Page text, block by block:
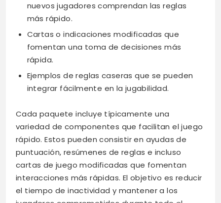
nuevos jugadores comprendan las reglas
más rápido.
Cartas o indicaciones modificadas que
fomentan una toma de decisiones más
rápida.
Ejemplos de reglas caseras que se pueden
integrar fácilmente en la jugabilidad.
Cada paquete incluye típicamente una
variedad de componentes que facilitan el juego
rápido. Estos pueden consistir en ayudas de
puntuación, resúmenes de reglas e incluso
cartas de juego modificadas que fomentan
interacciones más rápidas. El objetivo es reducir
el tiempo de inactividad y mantener a los